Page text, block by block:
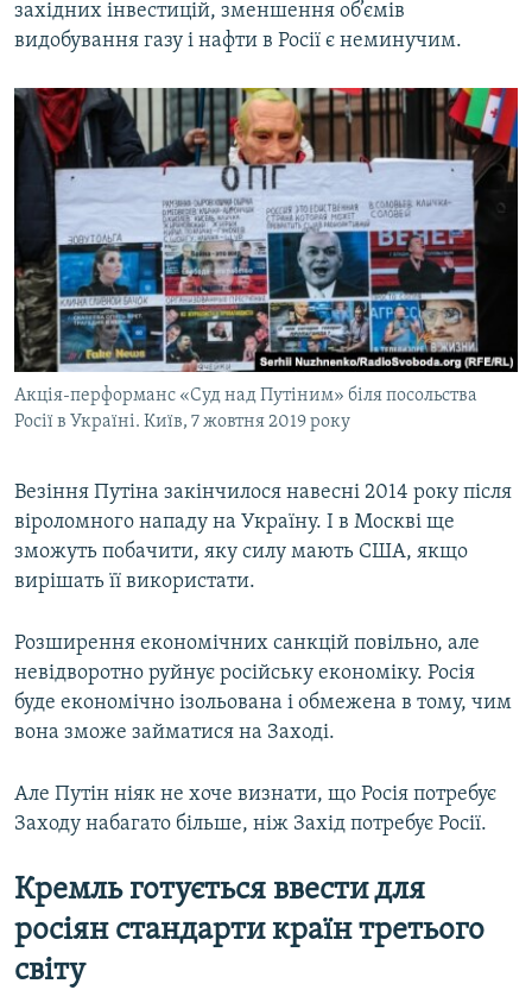
західних інвестицій, зменшення об’ємів
видобування газу і нафти в Росії є неминучим.
Акція-перформанс «Суд над Путіним» біля посольства
Росії в Україні. Київ, 7 жовтня 2019 року
Везіння Путіна закінчилося навесні 2014 року після
віроломного нападу на Україну. І в Москві ще
зможуть побачити, яку силу мають США, якщо
вирішать її використати.
Розширення економічних санкцій повільно, але
невідворотно руйнує російську економіку. Росія
буде економічно ізольована і обмежена в тому, чим
вона зможе займатися на Заході.
Але Путін ніяк не хоче визнати, що Росія потребує
Заходу набагато більше, ніж Захід потребує Росії.
Кремль готується ввести для
росіян стандарти країн третього
світу